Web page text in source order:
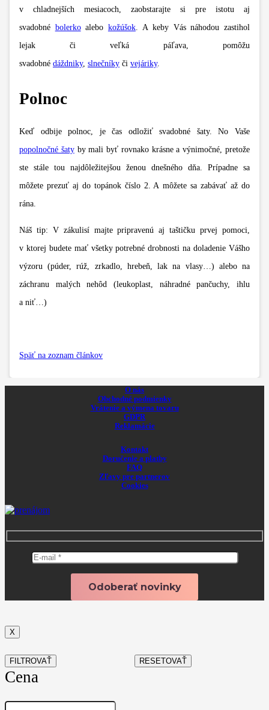
v chladnejších mesiacoch, zaobstarajte si pre istotu aj
svadobné bolerkoalebo kožúšok. A keby Vás náhodou zastihol
lejak či veľká páľava, pomôžu
svadobné dáždniky, slnečníky či vejáriky.
Polnoc
Keď odbije polnoc, je čas odložiť svadobné šaty. No Vaše
popolnočné šatyby mali byť rovnako krásne a výnimočné, pretože
ste stále tou najdôležitejšou ženou dnešného dňa. Prípadne sa
môžete prezuť aj do topánok číslo 2. A môžete sa zabávať až do
rána.
Náš tip: V zákulisí majte pripravenú aj taštičku prvej pomoci,
v ktorej budete mať všetky potrebné drobnosti na doladenie Vášho
výzoru (púder, rúž, zrkadlo, hrebeň, lak na vlasy…) alebo na
záchranu malých nehôd (leukoplast, náhradné pančuchy, ihlu
a niť…)
Späť na zoznam článkov
O nás
Obchodné podmienky
Vrátenie a výmena tovaru
GDPR
Reklamácie
Kontakt
Doručenie a platby
FAQ
Zľavy pre partnerov
Cookies
X
FILTROVAŤ RESETOVAŤ
Cena